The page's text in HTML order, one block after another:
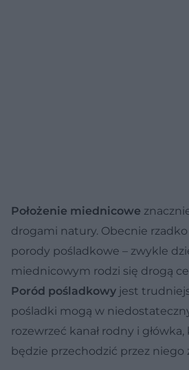
Położenie miednicowe
drogami natury. Obecnie
porody pośladkowe – zwykle
miednicowym rodzi się drogą
Poród pośladkowy jest
pośladki mogą w
rozewrzeć kanał rodny i główka,
będzie przechodzić przez